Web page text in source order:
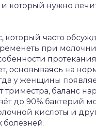
который нужно
который часто
при
основываясь на
у женщины
триместра, баланс
до 90% бактерий
кислоты и
болезней.